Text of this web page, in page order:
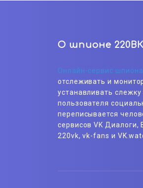
О шпионе 220ВК
Онлайн-сервис
отслеживать и
устанавливать
пользователя
переписывается
сервисов VK Диалоги,
220vk, vk-fans и